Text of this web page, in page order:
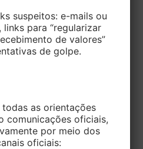
Se aplica tanto
ao não cumulativo das
Direito Tributário da EK
para maiores
suspeitos: e-mails ou
links para “regularizar
de valores”
de golpe.
as orientações
comunicações oficiais,
por meio dos
oficiais: